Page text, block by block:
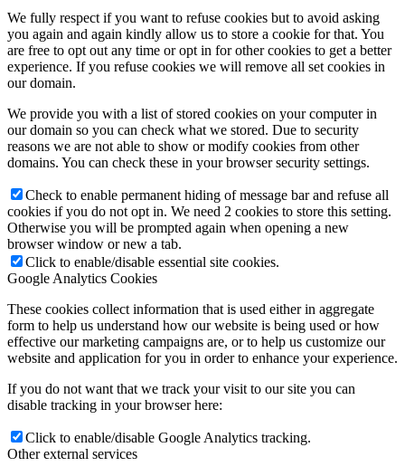
We fully respect if you want to refuse cookies but to avoid asking
you again and again kindly allow us to store a cookie for that. You
are free to opt out any time or opt in for other cookies to get a better
experience. If you refuse cookies we will remove all set cookies in
our domain.
We provide you with a list of stored cookies on your computer in
our domain so you can check what we stored. Due to security
reasons we are not able to show or modify cookies from other
domains. You can check these in your browser security settings.
Check to enable permanent hiding of message bar and refuse all
cookies if you do not opt in. We need 2 cookies to store this setting.
Otherwise you will be prompted again when opening a new
browser window or new a tab.
Click to enable/disable essential site cookies.
Google Analytics Cookies
These cookies collect information that is used either in aggregate
form to help us understand how our website is being used or how
effective our marketing campaigns are, or to help us customize our
website and application for you in order to enhance your experience.
If you do not want that we track your visit to our site you can
disable tracking in your browser here:
Click to enable/disable Google Analytics tracking.
Other external services